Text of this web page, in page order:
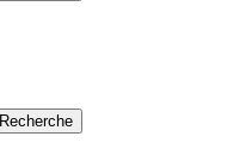
Recherche